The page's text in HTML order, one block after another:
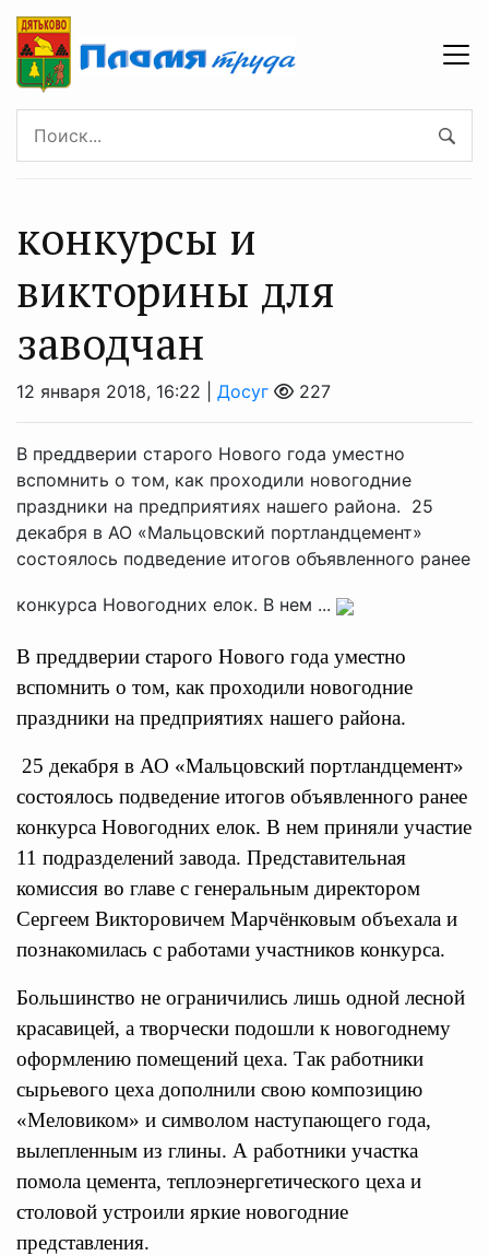
конкурсы и
викторины для
заводчан
12 января 2018, 16:22 | Досуг 227
В преддверии старого Нового года уместно
вспомнить о том, как проходили новогодние
праздники на предприятиях нашего района. 25
декабря в АО «Мальцовский портландцемент»
состоялось подведение итогов объявленного ранее
конкурса Новогодних елок. В нем ...
В преддверии старого Нового года уместно
вспомнить о том, как проходили новогодние
праздники на предприятиях нашего района.
25 декабря в АО «Мальцовский портландцемент»
состоялось подведение итогов объявленного ранее
конкурса Новогодних елок. В нем приняли участие
11 подразделений завода. Представительная
комиссия во главе с генеральным директором
Сергеем Викторовичем Марчёнковым объехала и
познакомилась с работами участников конкурса.
Большинство не ограничились лишь одной лесной
красавицей, а творчески подошли к новогоднему
оформлению помещений цеха. Так работники
сырьевого цеха дополнили свою композицию
«Меловиком» и символом наступающего года,
вылепленным из глины. А работники участка
помола цемента, теплоэнергетического цеха и
столовой устроили яркие новогодние
представления.